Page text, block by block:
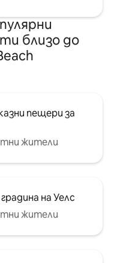
близо до
пещери за
жители
на Уелс
жители